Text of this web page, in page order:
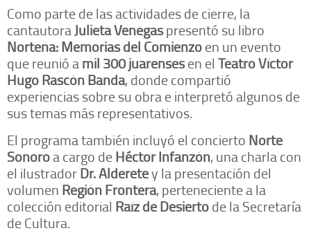
Como parte de las actividades de cierre, la
cantautoraJulieta Venegaspresentó su libro
Norteña: Memorias del Comienzoen un evento
que reunió amil 300 juarensesen el Teatro Víctor
Hugo Rascón Banda, donde compartió
experiencias sobre su obra e interpretó algunos de
sus temas más representativos.
El programa también incluyó el concierto Norte
Sonoroa cargo deHéctor Infanzón, una charla con
el ilustradorDr. Alderetey la presentación del
volumen Región Frontera, perteneciente a la
colección editorial Raíz de Desiertode la Secretaría
de Cultura.